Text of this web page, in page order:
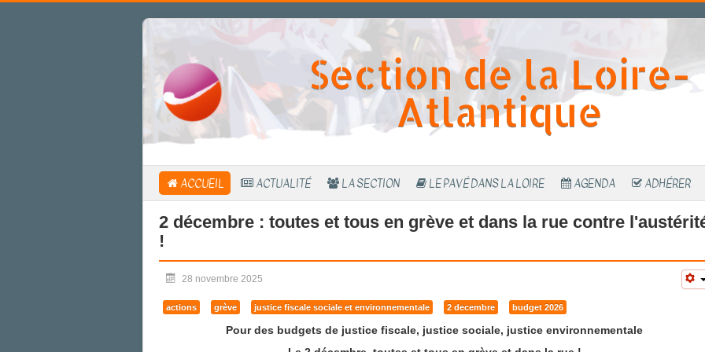
Section de la Loire-
Atlantique
ACCUEIL ACTUALITÉ LA SECTION LE PAVÉ DANS LA LOIRE AGENDA ADHÉRER
2 décembre : toutes et tous en grève et dans la rue contre
!
28 novembre 2025
actions grève justice fiscale sociale et environnementale 2 decembre budget 2026
Pour des budgets de justice fiscale, justice sociale, justice environnementale